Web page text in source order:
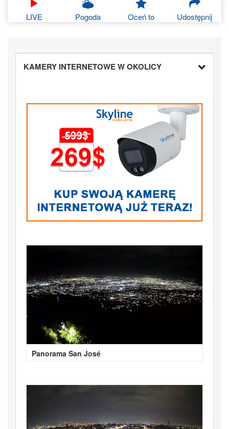
LIVE Pogoda Oceń to Udostępnij
KAMERY INTERNETOWE W OKOLICY
Panorama San José